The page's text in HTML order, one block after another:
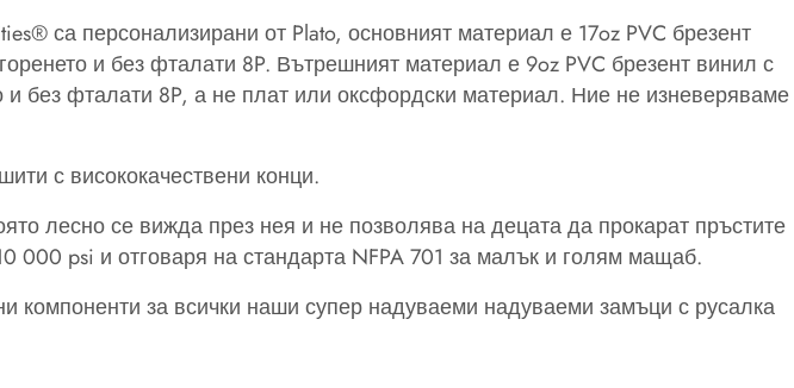
са персонализирани от Plato, основният материал е 17oz PVC брезент
и без фталати 8P. Вътрешният материал е 9oz PVC брезент винил с
и без фталати 8P, а не плат или оксфордски материал. Ние не изневеряваме
с висококачествени конци.
лесно се вижда през нея и не позволява на децата да прокарат пръстите
000 psi и отговаря на стандарта NFPA 701 за малък и голям мащаб.
компоненти за всички наши супер надуваеми надуваеми замъци с русалка